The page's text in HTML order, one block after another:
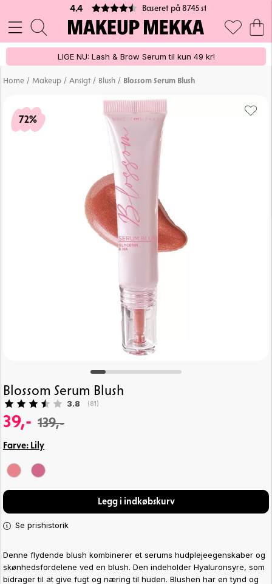
4.4 Baseret på 8745 stemmer
LIGE NU: Lash & Brow Serum til kun 49 kr!
Home / Makeup / Ansigt / Blush / Blossom Serum Blush
72%
Blossom Serum Blush
Gennemsnitlig vurdering:
3.8 (stemmer:
81 )
39,- 139,-
Farve: Lily
Legg i indkøbskurv
Se prishistorik
Denne flydende blush kombinerer et serums hudplejeegenskaber og
skønhedsfordelene ved en blush. Den indeholder Hyaluronsyre, som
bidrager til at give fugt og næring til huden. Blushen har en tynd og